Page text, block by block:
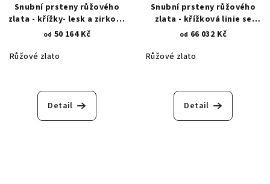
Snubní prsteny růžového
zlata - křížky- lesk a zirkony
1200.2
od 50 164 Kč
Růžové zlato
Detail
Snubní prsteny růžového
zlata - křížková linie se
zirkonem 1230.2
od 66 032 Kč
Růžové zlato
Detail